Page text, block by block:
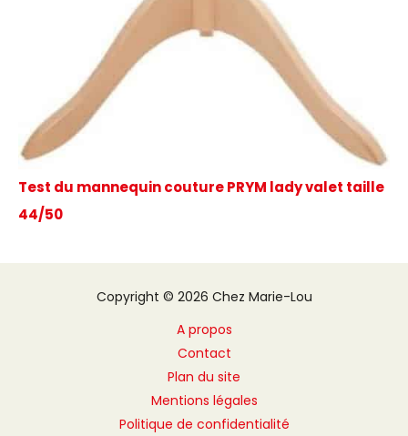
Test du mannequin couture PRYM lady valet taille
44/50
Copyright © 2026 Chez Marie-Lou
A propos
Contact
Plan du site
Mentions légales
Politique de confidentialité